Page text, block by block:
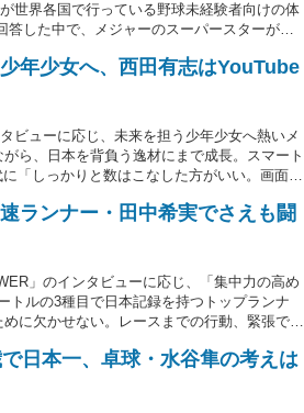
世界各国で行っている野球未経験者向けの体
した中で、メジャーのスーパースターが発
年少女へ、西田有志はYouTube
ビューに応じ、未来を担う少年少女へ熱いメ
ら、日本を背負う逸材にまで成長。スマート
「しっかりと数はこなした方がいい。画面の
ランナー・田中希実でさえも闘
」のインタビューに応じ、「集中力の高め
トルの3種目で日本記録を持つトップランナ
に欠かせない。レースまでの行動、緊張で悩
日本一、卓球・水谷隼の考えは